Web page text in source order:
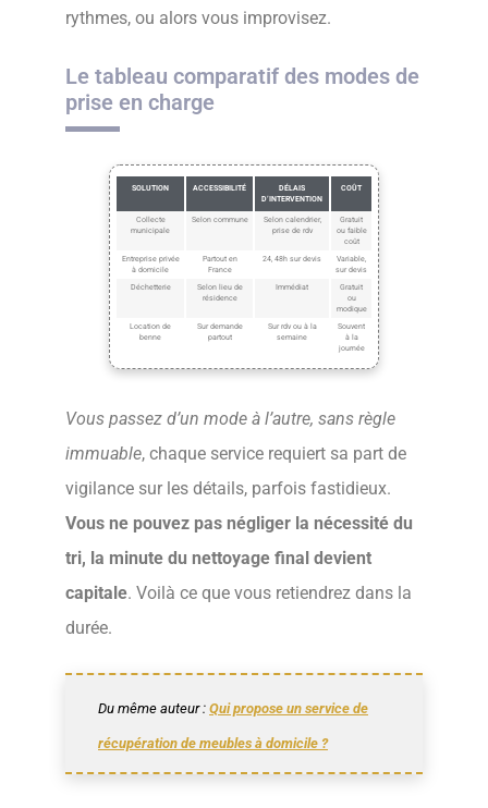
rythmes, ou alors vous improvisez.
Le tableau comparatif des modes de
prise en charge
SOLUTION ACCESSIBILITÉ
DÉLAIS
D’INTERVENTION
COÛT
Collecte
municipale
Selon commune
Selon calendrier,
prise de rdv
Gratuit
ou faible
coût
Entreprise privée
à domicile
Partout en
France
24, 48h sur devis
Variable,
sur devis
Déchetterie
Selon lieu de
résidence
Immédiat
Gratuit
ou
modique
Location de
benne
Sur demande
partout
Sur rdv ou à la
semaine
Souvent
à la
journée
Vous passez d’un mode à l’autre, sans règle
immuable, chaque service requiert sa part de
vigilance sur les détails, parfois fastidieux.
Vous ne pouvez pas négliger la nécessité du
tri, la minute du nettoyage final devient
capitale. Voilà ce que vous retiendrez dans la
durée.
Du même auteur : Qui propose un service de
récupération de meubles à domicile ?